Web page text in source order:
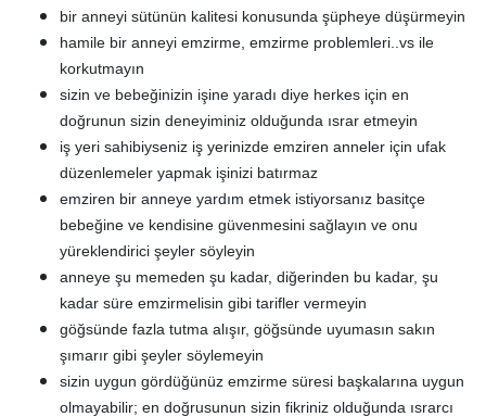
bir anneyi sütünün kalitesi konusunda şüpheye düşürmeyin
hamile bir anneyi emzirme, emzirme problemleri..vs ile
korkutmayın
sizin ve bebeğinizin işine yaradı diye herkes için en
doğrunun sizin deneyiminiz olduğunda ısrar etmeyin
iş yeri sahibiyseniz iş yerinizde emziren anneler için ufak
düzenlemeler yapmak işinizi batırmaz
emziren bir anneye yardım etmek istiyorsanız basitçe
bebeğine ve kendisine güvenmesini sağlayın ve onu
yüreklendirici şeyler söyleyin
anneye şu memeden şu kadar, diğerinden bu kadar, şu
kadar süre emzirmelisin gibi tarifler vermeyin
göğsünde fazla tutma alışır, göğsünde uyumasın sakın
şımarır gibi şeyler söylemeyin
sizin uygun gördüğünüz emzirme süresi başkalarına uygun
olmayabilir; en doğrusunun sizin fikriniz olduğunda ısrarcı